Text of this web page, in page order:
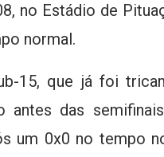
no Estádio de
normal.
15, que já foi
antes das
um 0x0 no tempo